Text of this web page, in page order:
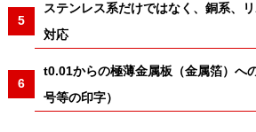
ステンレス系だけではなく、銅系、
対応
t0.01からの極薄金属板（金属箔）へ
号等の印字）